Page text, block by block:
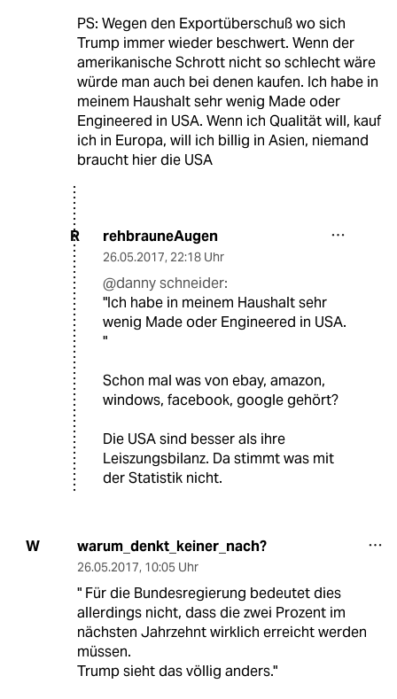
PS: Wegen den Exportüberschuß wo sich
Trump immer wieder beschwert. Wenn der
amerikanische Schrott nicht so schlecht wäre
würde man auch bei denen kaufen. Ich habe in
meinem Haushalt sehr wenig Made oder
Engineered in USA. Wenn ich Qualität will, kauf
ich in Europa, will ich billig in Asien, niemand
braucht hier die USA
R rehbrauneAugen
26.05.2017, 22:18 Uhr
@danny schneider:
"Ich habe in meinem Haushalt sehr
wenig Made oder Engineered in USA.
"
Schon mal was von ebay, amazon,
windows, facebook, google gehört?
Die USA sind besser als ihre
Leiszungsbilanz. Da stimmt was mit
der Statistik nicht.
W warum_denkt_keiner_nach?
26.05.2017, 10:05 Uhr
" Für die Bundesregierung bedeutet dies
allerdings nicht, dass die zwei Prozent im
nächsten Jahrzehnt wirklich erreicht werden
müssen.
Trump sieht das völlig anders."